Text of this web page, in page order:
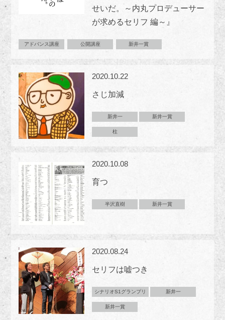
せいだ。～内丸プロデューサー
が求めるセリフ 編～』
アドバンス講座 公開講座 新井一賞
2020.10.22
さじ加減
新井一 新井一賞
柱
2020.10.08
育つ
半沢直樹 新井一賞
2020.08.24
セリフは嘘つき
シナリオS1グランプリ 新井一
新井一賞